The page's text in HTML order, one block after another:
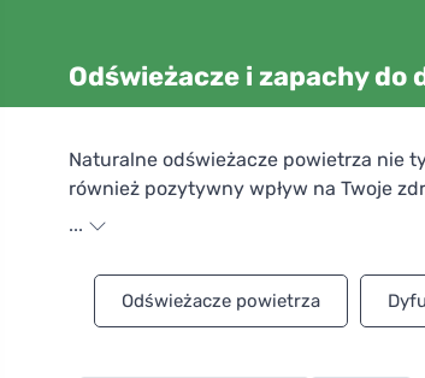
Odświeżacze i zapachy do
Naturalne odświeżacze powietrza nie
również pozytywny wpływ na Twoje
rozpylić je w powietrzu. Oddychaj
będzie piękną chwilą dla dwojga? Te
...
Odświeżacze powietrza